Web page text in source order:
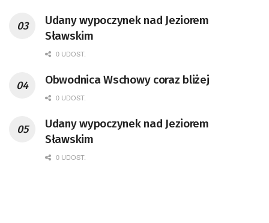
Udany wypoczynek nad Jeziorem
Sławskim
0 UDOST.
Obwodnica Wschowy coraz bliżej
0 UDOST.
Udany wypoczynek nad Jeziorem
Sławskim
0 UDOST.